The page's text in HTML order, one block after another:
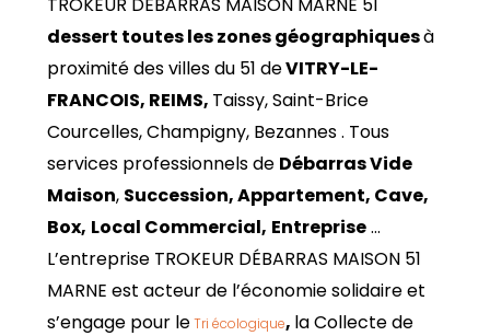
dessert toutes les zones géographiquesà
proximité des villes du 51 deVITRY-LE-
FRANCOIS, REIMS, Taissy, Saint-Brice
Courcelles, Champigny, Bezannes . Tous
services professionnels de Débarras Vide
Maison, Succession, Appartement, Cave,
Box, Local Commercial, Entreprise…
L’entreprise TROKEUR DÉBARRAS MAISON 51
MARNE est acteur de l’économie solidaire et
s’engage pour leTri écologique, la Collecte de